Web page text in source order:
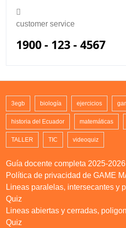
customer service
1900 - 123 - 4567
3egb biología ejercicios
historia del Ecuador matemáticas
TALLER TIC videoquiz
Guía docente completa 2025-2026
Política de privacidad de GAME
Lineas paralelas, intersecantes y
Quiz
Lineas abiertas y cerradas,
Quiz